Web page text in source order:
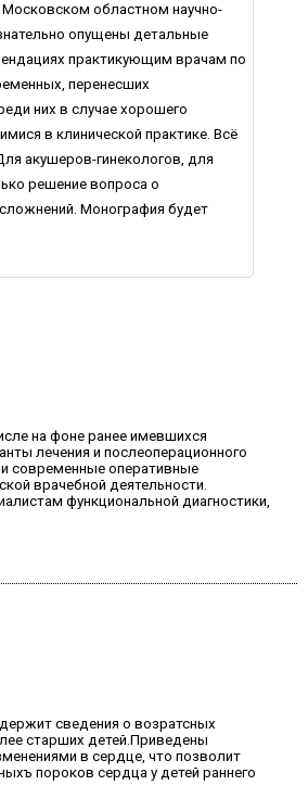
областном научно-
опущены детальные
практикующим врачам по
перенесших
них в случае хорошего
в клинической практике. Всё
акушеров-гинекологов, для
решение вопроса о
Монография будет
на фоне ранее имевшихся
лечения и послеоперационного
современные оперативные
врачебной деятельности.
функциональной диагностики,
сведения о возратсных
старших детей.Приведены
в сердце, что позволит
пороков сердца у детей раннего